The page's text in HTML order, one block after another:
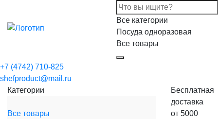
Все категории
Посуда одноразовая
Все товары
+7 (4742) 710-825
shefproduct@mail.ru
Категории
Все товары
Бесплатная
доставка
от 5000